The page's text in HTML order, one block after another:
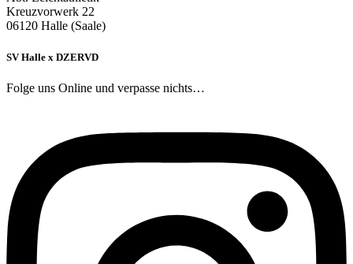
Kreuzvorwerk 22
06120 Halle (Saale)
SV Halle x DZERVD
Folge uns Online und verpasse nichts…